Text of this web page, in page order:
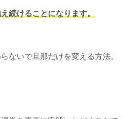
続けることになります。
ないで旦那だけを変える方法。